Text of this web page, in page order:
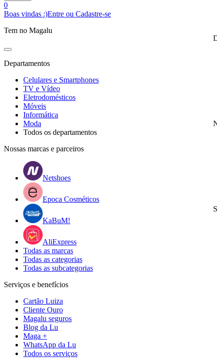
0
Boas vindas :)Entre ou Cadastre-se
Tem no Magalu
Departamentos
Celulares e Smartphones
TV e Vídeo
Eletrodomésticos
Móveis
Informática
Moda
Todos os departamentos
Nossas marcas e parceiros
Netshoes
Epoca Cosméticos
KaBuM!
AliExpress
Todas as marcas
Todas as categorias
Todas as subcategorias
Serviços e benefícios
Cartão Luiza
Cliente Ouro
Magalu seguros
Blog da Lu
Maga +
WhatsApp da Lu
Todos os serviços